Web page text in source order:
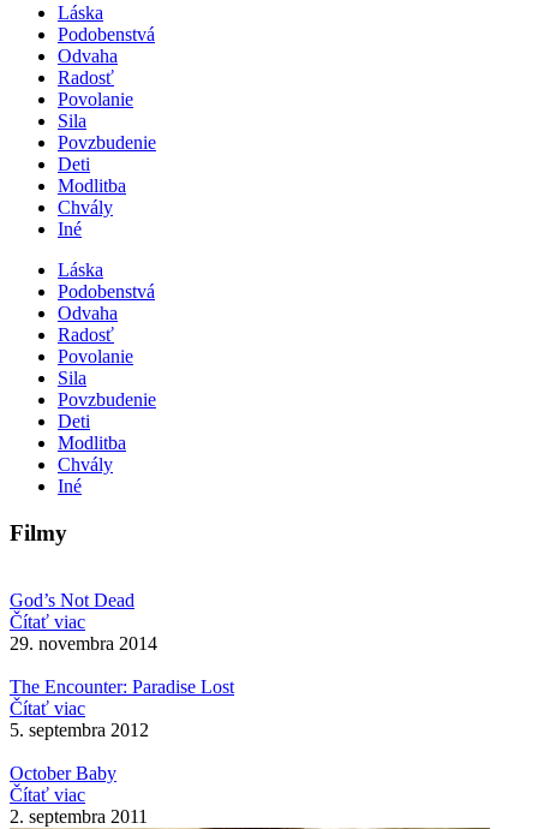
Láska
Podobenstvá
Odvaha
Radosť
Povolanie
Sila
Povzbudenie
Deti
Modlitba
Chvály
Iné
Láska
Podobenstvá
Odvaha
Radosť
Povolanie
Sila
Povzbudenie
Deti
Modlitba
Chvály
Iné
Filmy
God’s Not Dead
Čítať viac
29. novembra 2014
The Encounter: Paradise Lost
Čítať viac
5. septembra 2012
October Baby
Čítať viac
2. septembra 2011